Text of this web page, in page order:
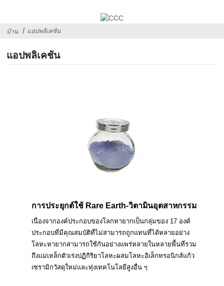
บ้าน แอปพลิเคชัน
แอปพลิเคชัน
การประยุกต์ใช้ Rare Earth-วิตามินอุตสาหกรรม
เนื่องจากองค์ประกอบของโลกหายากเป็นกลุ่มของ 17 องค์
ประกอบที่มีคุณสมบัติที่ไม่สามารถถูกแทนที่ได้หลายอย่าง
โลหะหายากสามารถใช้กันอย่างแพร่หลายในหลายพื้นที่รวม
ถึงแม่เหล็กตัวเร่งปฏิกิริยาโลหะผสมโลหะอิเล็กทรอนิกส์แก้ว
เซรามิกวัสดุใหม่และทุ่งเทคโนโลยีสูงอื่น ๆ